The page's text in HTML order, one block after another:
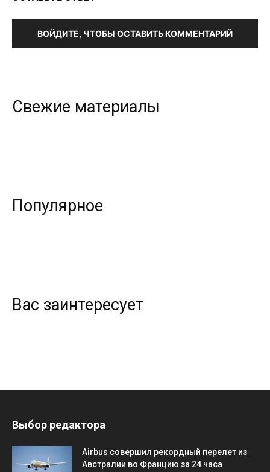
ВОЙДИТЕ, ЧТОБЫ ОСТАВИТЬ КОММЕНТАРИЙ
Свежие материалы
Популярное
Вас заинтересует
Выбор редактора
Airbus совершил рекордный перелет из
Австралии во Францию за 24 часа